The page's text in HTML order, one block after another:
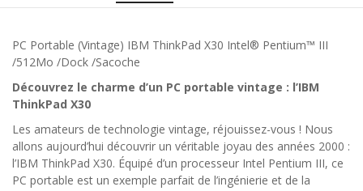
PC Portable (Vintage) IBM ThinkPad X30 Intel® Pentium™ III
/512Mo /Dock /Sacoche
Découvrez le charme d’un PC portable vintage : l’IBM
ThinkPad X30
Les amateurs de technologie vintage, réjouissez-vous ! Nous
allons aujourd’hui découvrir un véritable joyau des années 2000 :
l’IBM ThinkPad X30. Équipé d’un processeur Intel Pentium III, ce
PC portable est un exemple parfait de l’ingénierie et de la